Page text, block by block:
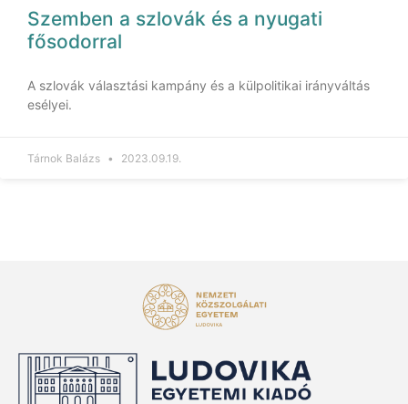
Szemben a szlovák és a nyugati
fősodorral
A szlovák választási kampány és a külpolitikai irányváltás
esélyei.
Tárnok Balázs 2023.09.19.